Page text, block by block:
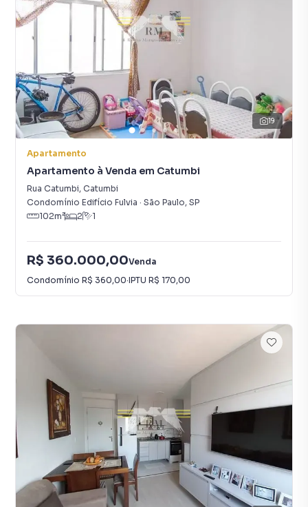
19
Apartamento
Apartamento à Venda em Catumbi
Rua Catumbi, Catumbi
Condomínio Edifício Fulvia · São Paulo, SP
102m² 2 1
R$ 360.000,00Venda
Condomínio R$ 360,00·IPTU R$ 170,00